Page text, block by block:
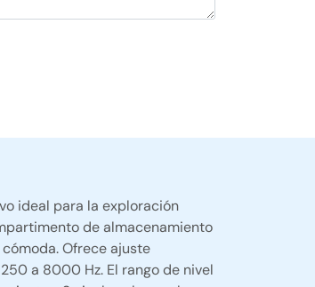
ideal para la exploración
de almacenamiento
Ofrece ajuste
a 8000 Hz. El rango de nivel